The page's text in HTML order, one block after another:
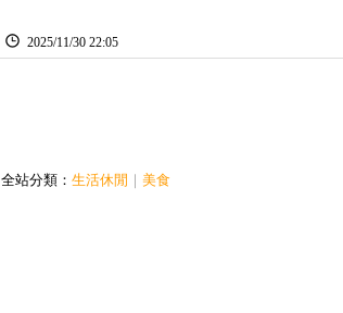
2025/11/30 22:05
全站分類： 生活休閒 美食